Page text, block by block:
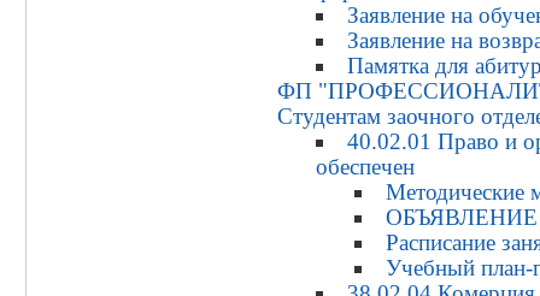
Заявление на
Заявление на
Памятка для
ФП
Студентам заочного
40.02.01 Право и
обеспечен
Методические
ОБЪЯВЛЕНИЕ
Расписание
Учебный план-